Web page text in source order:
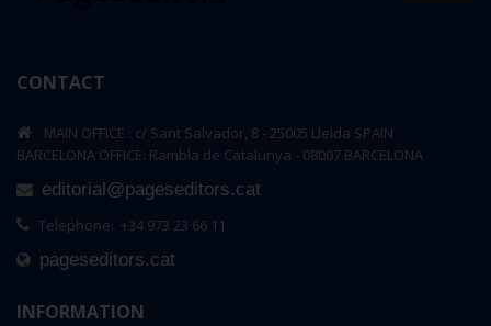
CONTACT
MAIN OFFICE : c/ Sant Salvador, 8 - 25005 Lleida SPAIN
BARCELONA OFFICE: Rambla de Catalunya - 08007 BARCELONA
editorial@pageseditors.cat
Telephone: +34 973 23 66 11
pageseditors.cat
INFORMATION